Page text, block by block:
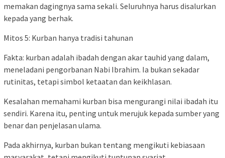
memakan dagingnya sama sekali. Seluruhnya harus disalurkan
kepada yang berhak.
Mitos 5: Kurban hanya tradisi tahunan
Fakta: kurban adalah ibadah dengan akar tauhid yang dalam,
meneladani pengorbanan Nabi Ibrahim. Ia bukan sekadar
rutinitas, tetapi simbol ketaatan dan keikhlasan.
Kesalahan memahami kurban bisa mengurangi nilai ibadah itu
sendiri. Karena itu, penting untuk merujuk kepada sumber yang
benar dan penjelasan ulama.
Pada akhirnya, kurban bukan tentang mengikuti kebiasaan